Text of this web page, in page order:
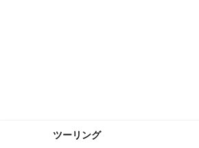
ツーリング